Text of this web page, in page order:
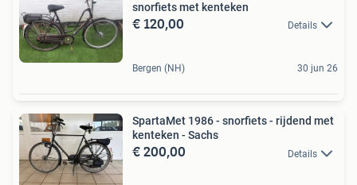
snorfiets met kenteken
€ 120,00 Details
Bergen (NH) 30 jun 26
SpartaMet 1986 - snorfiets - rijdend met
kenteken - Sachs
€ 200,00 Details